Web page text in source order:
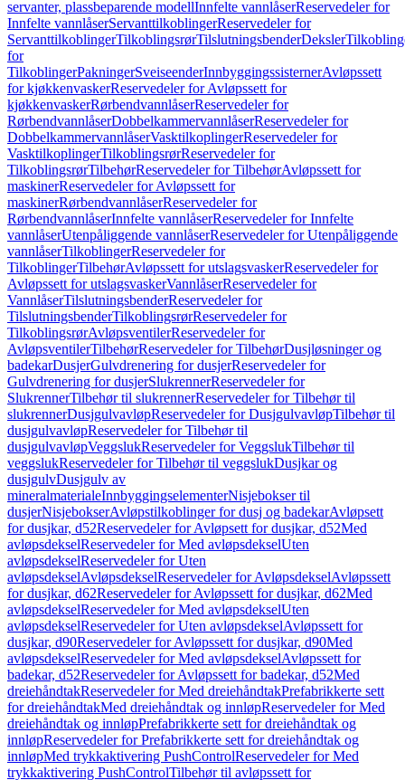
servanter, plassbeparende modellInnfelte vannlåserReservedeler for
Innfelte vannlåserServanttilkoblingerReservedeler for
ServanttilkoblingerTilkoblingsrørTilslutningsbenderDeksler
for
TilkoblingerPakningerSveiseenderInnbyggingssisternerAvløpssett
for kjøkkenvaskerReservedeler for Avløpssett for
kjøkkenvaskerRørbendvannlåserReservedeler for
RørbendvannlåserDobbelkammervannlåserReservedeler for
DobbelkammervannlåserVasktilkoplingerReservedeler for
VasktilkoplingerTilkoblingsrørReservedeler for
TilkoblingsrørTilbehørReservedeler for TilbehørAvløpssett for
maskinerReservedeler for Avløpssett for
maskinerRørbendvannlåserReservedeler for
RørbendvannlåserInnfelte vannlåserReservedeler for Innfelte
vannlåserUtenpåliggende vannlåserReservedeler for Utenpåliggende
vannlåserTilkoblingerReservedeler for
TilkoblingerTilbehørAvløpssett for utslagsvaskerReservedeler for
Avløpssett for utslagsvaskerVannlåserReservedeler for
VannlåserTilslutningsbenderReservedeler for
TilslutningsbenderTilkoblingsrørReservedeler for
TilkoblingsrørAvløpsventilerReservedeler for
AvløpsventilerTilbehørReservedeler for TilbehørDusjløsninger og
badekarDusjerGulvdrenering for dusjerReservedeler for
Gulvdrenering for dusjerSlukrennerReservedeler for
SlukrennerTilbehør til slukrennerReservedeler for Tilbehør til
slukrennerDusjgulvavløpReservedeler for DusjgulvavløpTilbehør til
dusjgulvavløpReservedeler for Tilbehør til
dusjgulvavløpVeggslukReservedeler for VeggslukTilbehør til
veggslukReservedeler for Tilbehør til veggslukDusjkar og
dusjgulvDusjgulv av
mineralmaterialeInnbyggingselementerNisjebokser til
dusjerNisjebokserAvløpstilkoblinger for dusj og badekarAvløpsett
for dusjkar, d52Reservedeler for Avløpsett for dusjkar, d52Med
avløpsdekselReservedeler for Med avløpsdekselUten
avløpsdekselReservedeler for Uten
avløpsdekselAvløpsdekselReservedeler for AvløpsdekselAvløpssett
for dusjkar, d62Reservedeler for Avløpssett for dusjkar, d62Med
avløpsdekselReservedeler for Med avløpsdekselUten
avløpsdekselReservedeler for Uten avløpsdekselAvløpssett for
dusjkar, d90Reservedeler for Avløpssett for dusjkar, d90Med
avløpsdekselReservedeler for Med avløpsdekselAvløpssett for
badekar, d52Reservedeler for Avløpssett for badekar, d52Med
dreiehåndtakReservedeler for Med dreiehåndtakPrefabrikkerte sett
for dreiehåndtakMed dreiehåndtak og innløpReservedeler for Med
dreiehåndtak og innløpPrefabrikkerte sett for dreiehåndtak og
innløpReservedeler for Prefabrikkerte sett for dreiehåndtak og
innløpMed trykkaktivering PushControlReservedeler for Med
trykkaktivering PushControlTilbehør til avløpssett for